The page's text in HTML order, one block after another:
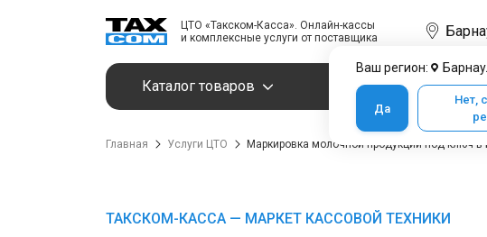
ЦТО «Такском-Касса». Онлайн-кассы
и комплексные услуги от поставщика
Ваш регион:
Да
Нет,
Каталог товаров Услуги
Главная Услуги ЦТО Маркировка молочной продукции под ключ в
ТАКСКОМ-КАССА — МАРКЕТ КАССОВОЙ ТЕХНИКИ